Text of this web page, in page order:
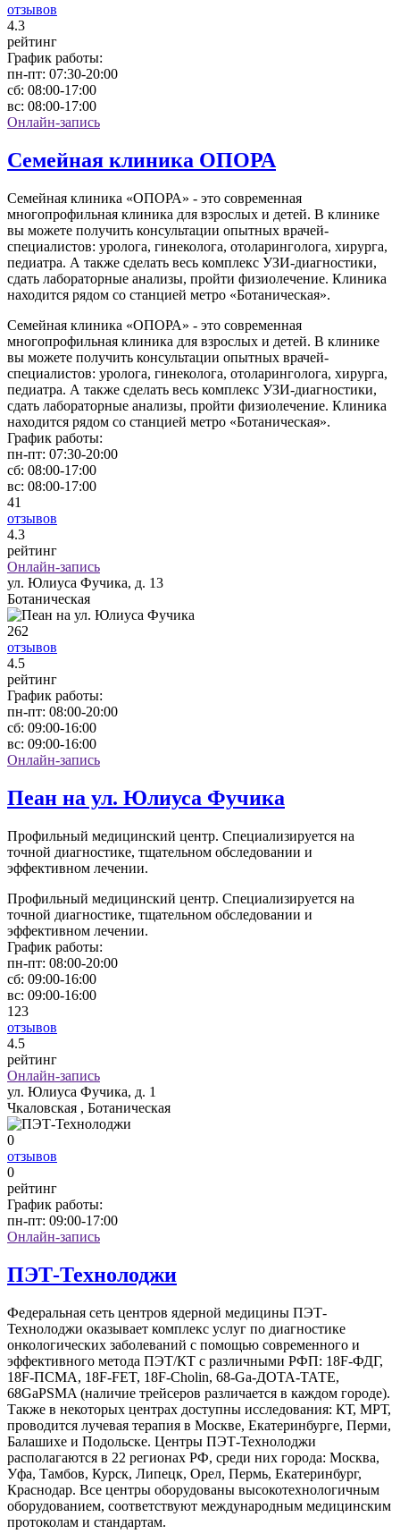
отзывов
4.3
рейтинг
График работы:
пн-пт: 07:30-20:00
сб: 08:00-17:00
вс: 08:00-17:00
Онлайн-запись
Семейная клиника ОПОРА
Семейная клиника «ОПОРА» - это современная
многопрофильная клиника для взрослых и детей. В клинике
вы можете получить консультации опытных врачей-
специалистов: уролога, гинеколога, отоларинголога, хирурга,
педиатра. А также сделать весь комплекс УЗИ-диагностики,
сдать лабораторные анализы, пройти физиолечение. Клиника
находится рядом со станцией метро «Ботаническая».
Семейная клиника «ОПОРА» - это современная
многопрофильная клиника для взрослых и детей. В клинике
вы можете получить консультации опытных врачей-
специалистов: уролога, гинеколога, отоларинголога, хирурга,
педиатра. А также сделать весь комплекс УЗИ-диагностики,
сдать лабораторные анализы, пройти физиолечение. Клиника
находится рядом со станцией метро «Ботаническая».
График работы:
пн-пт: 07:30-20:00
сб: 08:00-17:00
вс: 08:00-17:00
41
отзывов
4.3
рейтинг
Онлайн-запись
ул. Юлиуса Фучика, д. 13
Ботаническая
262
отзывов
4.5
рейтинг
График работы:
пн-пт: 08:00-20:00
сб: 09:00-16:00
вс: 09:00-16:00
Онлайн-запись
Пеан на ул. Юлиуса Фучика
Профильный медицинский центр. Специализируется на
точной диагностике, тщательном обследовании и
эффективном лечении.
Профильный медицинский центр. Специализируется на
точной диагностике, тщательном обследовании и
эффективном лечении.
График работы:
пн-пт: 08:00-20:00
сб: 09:00-16:00
вс: 09:00-16:00
123
отзывов
4.5
рейтинг
Онлайн-запись
ул. Юлиуса Фучика, д. 1
Чкаловская , Ботаническая
0
отзывов
0
рейтинг
График работы:
пн-пт: 09:00-17:00
Онлайн-запись
ПЭТ-Технолоджи
Федеральная сеть центров ядерной медицины ПЭТ-
Технолоджи оказывает комплекс услуг по диагностике
онкологических заболеваний с помощью современного и
эффективного метода ПЭТ/КТ с различными РФП: 18F-ФДГ,
18F-ПСМА, 18F-FET, 18F-Cholin, 68-Ga-ДОТА-ТАТЕ,
68GaPSMA (наличие трейсеров различается в каждом городе).
Также в некоторых центрах доступны исследования: КТ, МРТ,
проводится лучевая терапия в Москве, Екатеринбурге, Перми,
Балашихе и Подольске. Центры ПЭТ-Технолоджи
располагаются в 22 регионах РФ, среди них города: Москва,
Уфа, Тамбов, Курск, Липецк, Орел, Пермь, Екатеринбург,
Краснодар. Все центры оборудованы высокотехнологичным
оборудованием, соответствуют международным медицинским
протоколам и стандартам.